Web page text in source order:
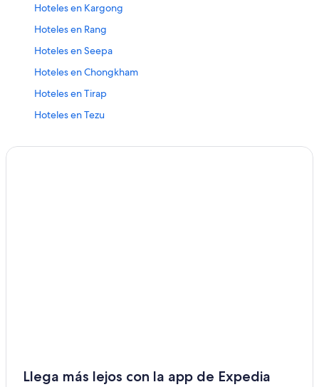
Hoteles en Kargong
Hoteles en Rang
Hoteles en Seepa
Hoteles en Chongkham
Hoteles en Tirap
Hoteles en Tezu
Llega más lejos con la app de Expedia